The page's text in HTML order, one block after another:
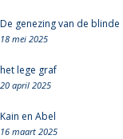
De genezing van de blinde
18 mei 2025
het lege graf
20 april 2025
Kain en Abel
16 maart 2025